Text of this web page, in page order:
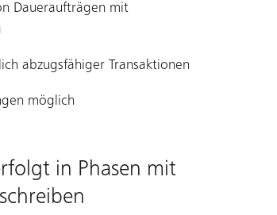
Daueraufträgen mit
abzugsfähiger Transaktionen
möglich
in Phasen mit